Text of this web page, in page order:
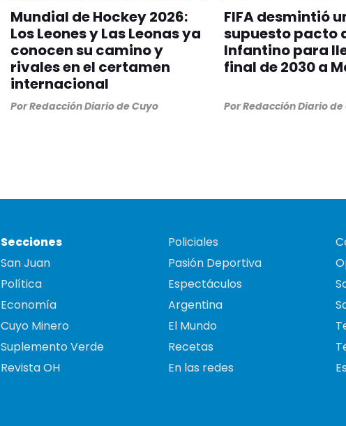
Mundial de Hockey 2026:
Los Leones y Las Leonas ya
conocen su camino y
rivales en el certamen
internacional
PorRedacción Diario de Cuyo
FIFA desmintió
supuesto pacto
Infantino para
final de 2030 a
PorRedacción Diario de
Secciones
San Juan
Política
Economía
Cuyo Minero
Suplemento Verde
Revista OH
Policiales
Pasión Deportiva
Espectáculos
Argentina
El Mundo
Recetas
En las redes